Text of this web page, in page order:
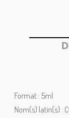
Format : 5ml
Nom(s) latin(s) :